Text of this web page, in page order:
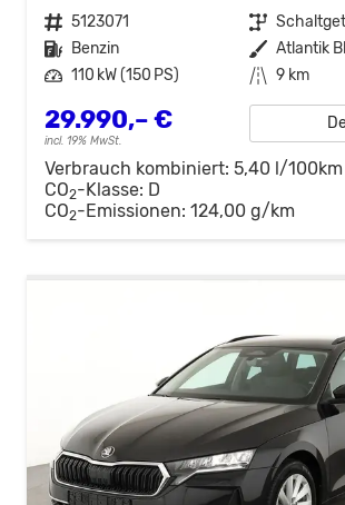
Fahrzeugnr. 5123071 Getriebe
Kraftstoff Benzin Außenfarbe Atlantik
Leistung 110 kW (150 PS) Kilometerstand 9 km
29.990,– €
incl. 19% MwSt.
Verbrauch kombiniert: 5,40 l/100km
CO2-Klasse: D
CO2-Emissionen: 124,00 g/km